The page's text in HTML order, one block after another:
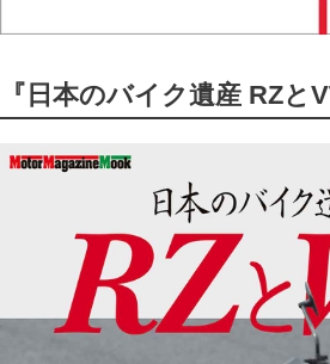
『日本のバイク遺産 RZと